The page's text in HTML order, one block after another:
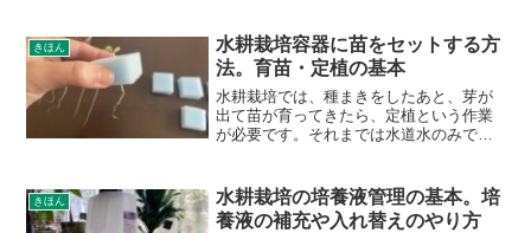
ポンジ培地」の種まきを紹介しますね。
多くの作物では「種まき...
きほん
水耕栽培容器に苗をセットする方
法。育苗・定植の基本
水耕栽培では、種まきをしたあと、芽が
出て苗が育ってきたら、定植という作業
が必要です。それまでは水道水のみで育
っていくことになります。このページで
は、水耕栽培容器に苗をセッ...
きほん
水耕栽培の培養液管理の基本。培
養液の補充や入れ替えのやり方